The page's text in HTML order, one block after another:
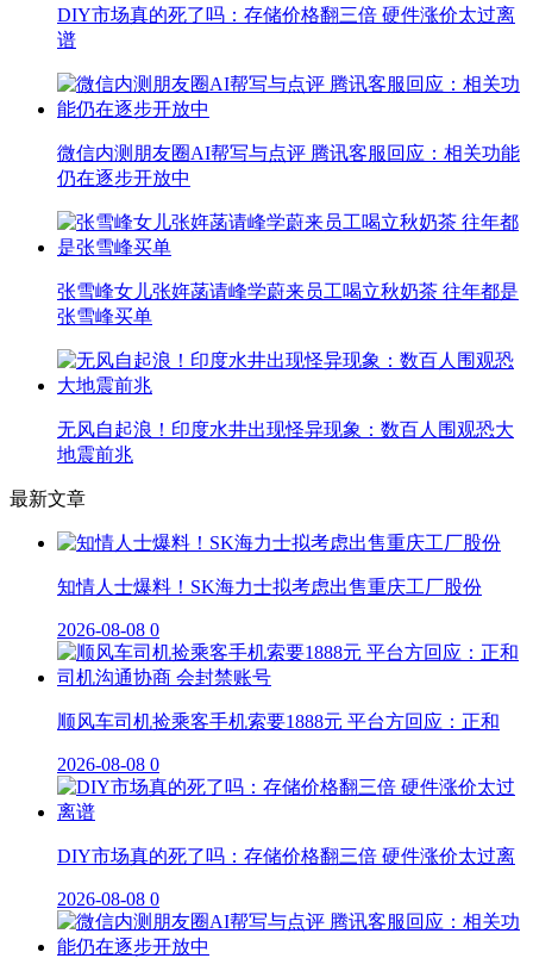
DIY市场真的死了吗：存储价格翻三倍 硬件涨价太过离
谱
微信内测朋友圈AI帮写与点评 腾讯客服回应：相关功能
仍在逐步开放中
张雪峰女儿张姩菡请峰学蔚来员工喝立秋奶茶 往年都是
张雪峰买单
无风自起浪！印度水井出现怪异现象：数百人围观恐大
地震前兆
最新文章
知情人士爆料！SK海力士拟考虑出售重庆工厂股份
2026-08-08 0
顺风车司机捡乘客手机索要1888元 平台方回应：正和
2026-08-08 0
DIY市场真的死了吗：存储价格翻三倍 硬件涨价太过离
2026-08-08 0